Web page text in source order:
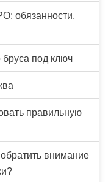
обязанности,
бруса под ключ
правильную
внимание